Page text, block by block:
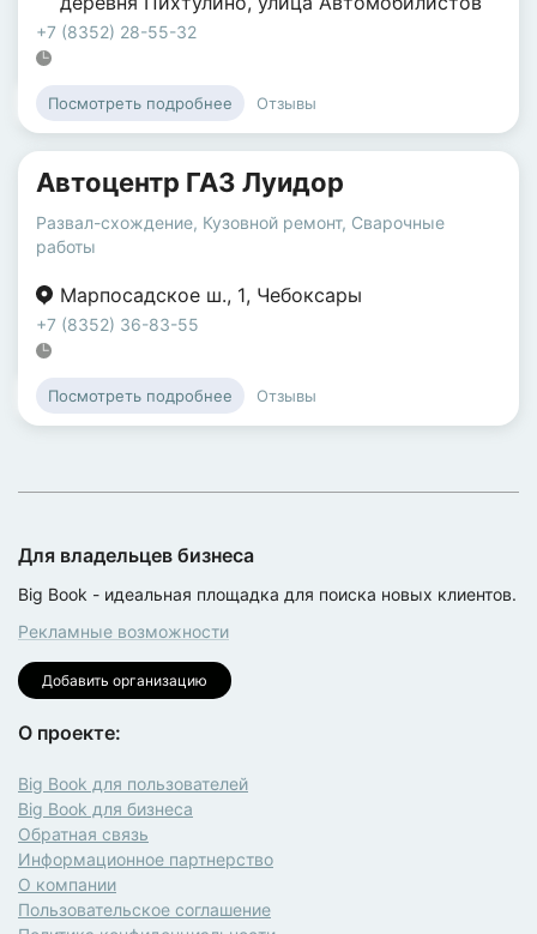
+7 (8352) 28-55-32
Посмотреть подробнее Отзывы
Автоцентр ГАЗ Луидор
Развал-схождение, Кузовной ремонт, Сварочные
работы
Марпосадское ш., 1, Чебоксары
+7 (8352) 36-83-55
Посмотреть подробнее Отзывы
Для владельцев бизнеса
Big Book - идеальная площадка для поиска новых клиентов.
Рекламные возможности
Добавить организацию
О проекте:
Big Book для пользователей
Big Book для бизнеса
Обратная связь
Информационное партнерство
О компании
Пользовательское соглашение